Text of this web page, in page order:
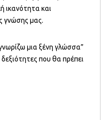
ικανότητα και
γνώσης μας.
μια ξένη γλώσσα”
δεξιότητες που θα πρέπει